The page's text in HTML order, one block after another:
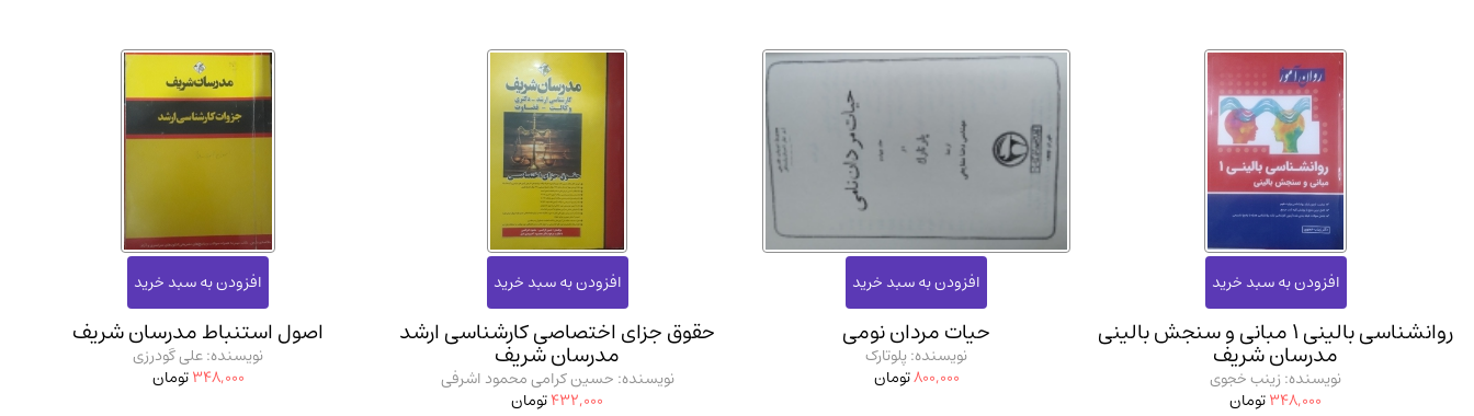
روانشناسی بالینی 1 مبانی و سنجش بالینی
مدرسان شریف
نویسنده: زینب خجوی
348,000تومان
حیات مردان نومی
نویسنده: پلوتارک
800,000تومان
حقوق جزای اختصاصی کارشناسی ارشد
مدرسان شریف
نویسنده: حسین کرامی محمود اشرفی
432,000تومان
اصول استنباط مدرسان شریف
نویسنده: علی گودرزی
348,000تومان